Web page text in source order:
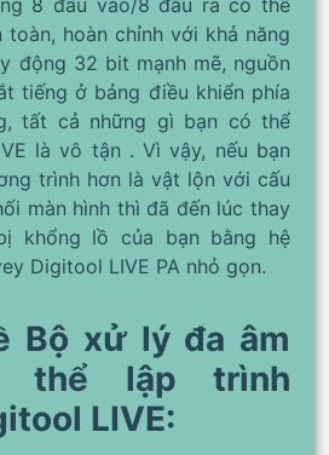
8 đầu vào/8 đầu ra có thể
toàn, hoàn chỉnh với khả năng
động 32 bit mạnh mẽ, nguồn
tiếng ở bảng điều khiển phía
tất cả những gì bạn có thể
là vô tận . Vì vậy, nếu bạn
trình hơn là vật lộn với cấu
màn hình thì đã đến lúc thay
khổng lồ của bạn bằng hệ
Digitool LIVE PA nhỏ gọn.
Bộ xử lý đa âm
thể lập trình
LIVE: